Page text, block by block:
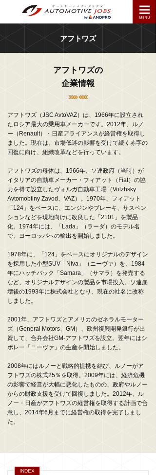
アフトワズ
アフトワズの
企業情報
アフトワズ（JSC AvtoVAZ）は、1966年に設立され
たロシア最大の乗用車メーカーです。2012年、ルノ
ー（Renault）・日産アライアンスが経営権を取得し
ました。現在は、市場低迷の影響を受けて続く赤字の
回復に向け、組織改革などを行っています。
アフトワズの母体は、1966年、ソ連政府（当時）が
イタリアの自動車メーカー・フィアット（Fiat）の協
力を得て設立したヴォルガ自動車工場（Volzhsky
Avtomobilny Zavod、VAZ）。1970年、フィアット
「124」をベースに、エンジンやブレーキ、サスペン
ションなどを現地向けに改良した「2101」を製品
化。1974年には、「Lada」（ラーダ）のモデル名
で、ヨーロッパへの輸出を開始しました。
1978年に、「124」をベースにオリジナルのデザイン
を採用した小型SUV「Niva」（ニーヴァ）を、1984
年にハッチバック「Samara」（サマラ）を発売する
など、オリジナルデザインの製品を市場投入。ソ連崩
壊後の1993年に株式会社となり、現在の社名に改称
しました。
2001年、アフトワズとアメリカのゼネラルモーター
ズ（General Motors、GM）、欧州復興開発銀行が出
資して、合弁会社GM-アフトワズを設立。翌年にはシ
ボレー「ニーヴァ」の生産を開始しました。
2008年にはルノーと戦略的提携を結び、ルノーがア
フトワズの株式25％を取得。2009年には、経済危機
の影響で経営が大幅に悪化したものの、政府やルノー
からの財政支援を受けて回復しました。2012年、ル
ノー・日産がアフトワズの経営権を取得する計画で合
意し、2014年6月までに経営権の取得を完了しまし
た。
INDEX